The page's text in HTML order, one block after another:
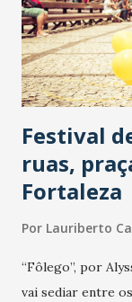
disputadas com
Pereira, Bruno
Wescley;
Treinador:
Festival
ruas,
Fortaleza
Por Lauriberto
“Fôlego”, por
vai sediar entre